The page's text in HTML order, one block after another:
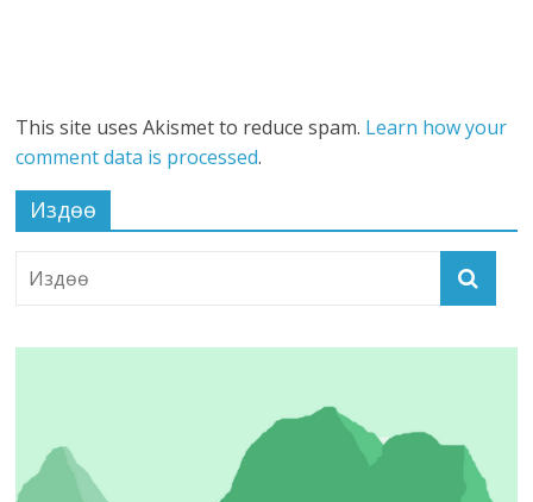
This site uses Akismet to reduce spam. Learn how your
comment data is processed.
Издөө